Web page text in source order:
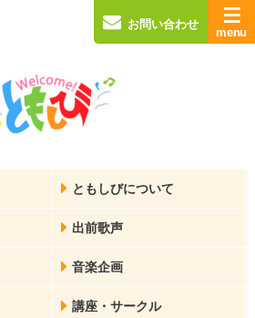
お問い合わせ
ともしびについて
出前歌声
音楽企画
講座・サークル